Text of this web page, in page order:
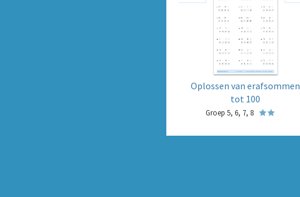
Oplossen van erafsommen
tot 100
Groep 5, 6, 7, 8